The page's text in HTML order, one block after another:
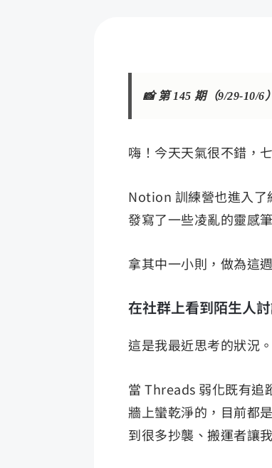
📸 第 145 期（9/29-10/6
嗨！今天天氣很不錯，
Notion 訓練營也進入了
發寫了一些凌亂的靈感
拿其中一小則，做為這
在社群上看到陌生人
這是我最近思考的狀況。
當 Threads 弱化既有追
牆上蠻乾淨的，目前都
到很多抄襲、搬運者讓我